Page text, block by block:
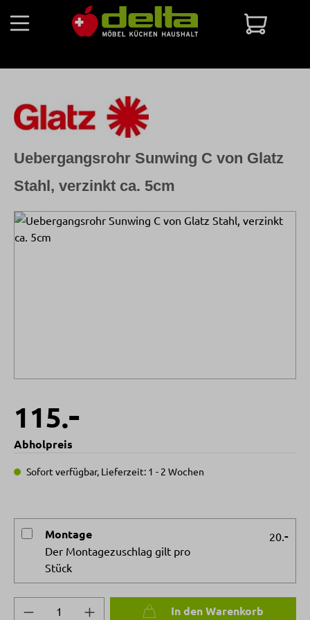
Zum Hauptinhalt springen
Bildergalerie überspringen
Uebergangsrohr Sunwing C von Glatz
Stahl, verzinkt ca. 5cm
115.-
Abholpreis
Sofort verfügbar, Lieferzeit: 1 - 2 Wochen
Montage
Der Montagezuschlag gilt pro
Stück
20.-
Produkt Anzahl: Gib den gewünschten
In den Warenkorb